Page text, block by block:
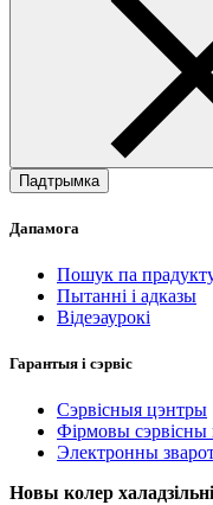
Падтрымка
Дапамога
Пошук па
Пытанні і адказы
Відеэаурокі
Гарантыя і сэрвіс
Сэрвісныя цэнтры
Фірмовы сэрвісны
Электронны
Новы колер